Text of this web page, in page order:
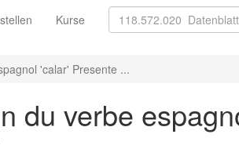
Kurse
'calar' Presente ...
du verbe